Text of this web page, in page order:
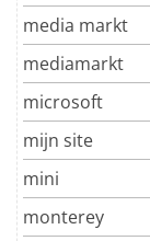
media markt
mediamarkt
microsoft
mijn site
mini
monterey